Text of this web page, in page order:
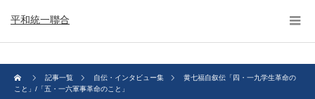
平和統一聯合
記事一覧 自伝・インタビュー集
黄七福自叙伝「四・一九学生革命の
こと」/「五・一六軍事革命のこと」